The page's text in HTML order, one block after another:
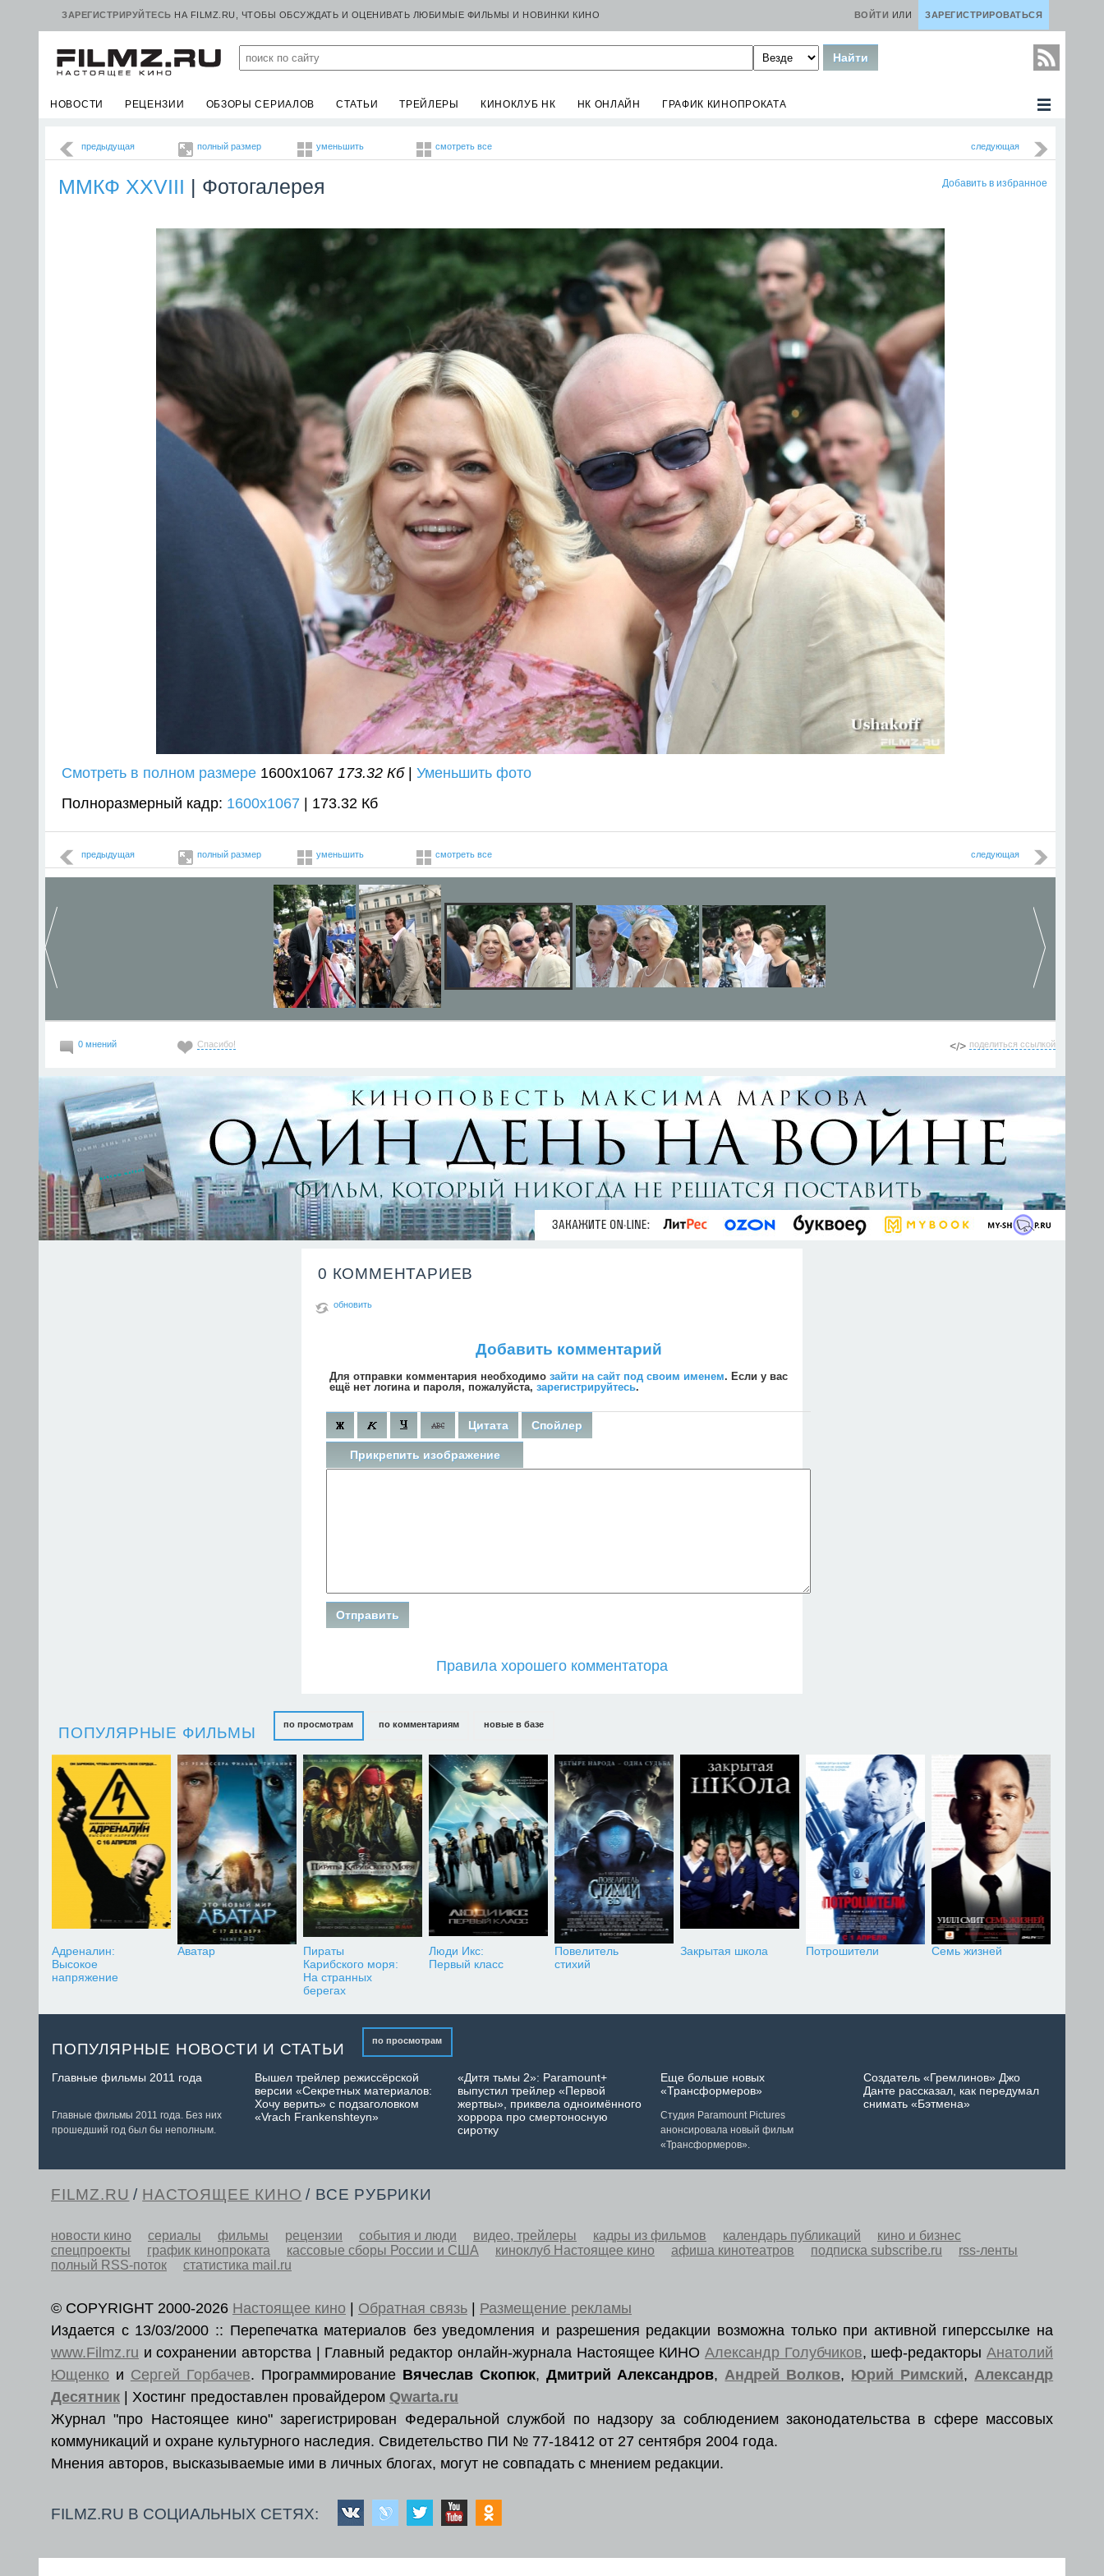
ЗАРЕГИСТРИРУЙТЕСЬ НА FILMZ.RU, ЧТОБЫ ОБСУЖДАТЬ И ОЦЕНИВАТЬ ЛЮБИМЫЕ ФИЛЬМЫ И НОВИНКИ КИНО ЗАРЕГИСТРИРОВАТЬСЯ
ВОЙТИ ИЛИ
НОВОСТИ РЕЦЕНЗИИ ОБЗОРЫ СЕРИАЛОВ СТАТЬИ ТРЕЙЛЕРЫ КИНОКЛУБ НК НК ОНЛАЙН ГРАФИК КИНОПРОКАТА
предыдущая полный размер уменьшить смотреть все следующая
Добавить в избранное
ММКФ XXVIII | Фотогалерея
Смотреть в полном размере 1600x1067 173.32 Кб| Уменьшить фото
Полноразмерный кадр: 1600x1067 | 173.32 Кб
предыдущая полный размер уменьшить смотреть все следующая
0 мнений Спасибо! поделиться ссылкой
0 КОММЕНТАРИЕВ
обновить
Добавить комментарий
Для отправки комментария необходимо зайти на сайт под своим именем. Если у вас
ещё нет логина и пароля, пожалуйста, зарегистрируйтесь.
Цитата Спойлер
Прикрепить изображение
Правила хорошего комментатора
ПОПУЛЯРНЫЕ ФИЛЬМЫ по просмотрам
Адреналин:
Высокое
напряжение
Аватар
Пираты
Карибского моря:
На странных
берегах
Люди Икс:
Первый класс
Повелитель
стихий
Закрытая школа Потрошители Семь жизней
по комментариям новые в базе
ПОПУЛЯРНЫЕ НОВОСТИ И СТАТЬИ по просмотрам
Главные фильмы 2011 года
Главные фильмы 2011 года. Без них
прошедший год был бы неполным.
Вышел трейлер режиссёрской
версии «Секретных материалов:
Хочу верить» с подзаголовком
«Vrach Frankenshteyn»
«Дитя тьмы 2»: Paramount+
выпустил трейлер «Первой
жертвы», приквела одноимённого
хоррора про смертоносную
сиротку
Еще больше новых
«Трансформеров»
Студия Paramount Pictures
анонсировала новый фильм
«Трансформеров».
Создатель «Гремлинов» Джо
Данте рассказал, как передумал
снимать «Бэтмена»
FILMZ.RU / НАСТОЯЩЕЕ КИНО / ВСЕ РУБРИКИ
новости кино сериалы фильмы рецензии события и люди видео, трейлеры кадры из фильмов календарь публикаций
кино и бизнес
спецпроекты
график кинопроката кассовые сборы России и США киноклуб Настоящее кино афиша кинотеатров подписка subscribe.ru
rss-ленты
полный RSS-поток
статистика mail.ru
© COPYRIGHT 2000-2026 Настоящее кино Обратная связь
Размещение рекламы
Издается с 13/03/2000 :: Перепечатка материалов без уведомления и разрешения редакции возможна только при активной гиперссылке на
www.Filmz.ru и сохранении авторства | Главный редактор онлайн-журнала Настоящее КИНО Александр Голубчиков, шеф-редакторыАнатолий
Ющенко и Сергей Горбачев. Программирование Вячеслав Скопюк, Дмитрий Александров,Андрей Волков, Юрий Римский,Александр
Десятник | Хостинг предоставлен провайдером Qwarta.ru
Журнал "про Настоящее кино" зарегистрирован Федеральной службой по надзору за соблюдением законодательства в сфере массовых
коммуникаций и охране культурного наследия. Свидетельство ПИ № 77-18412 от 27 сентября 2004 года.
Мнения авторов, высказываемые ими в личных блогах, могут не совпадать с мнением редакции.
FILMZ.RU В СОЦИАЛЬНЫХ СЕТЯХ: